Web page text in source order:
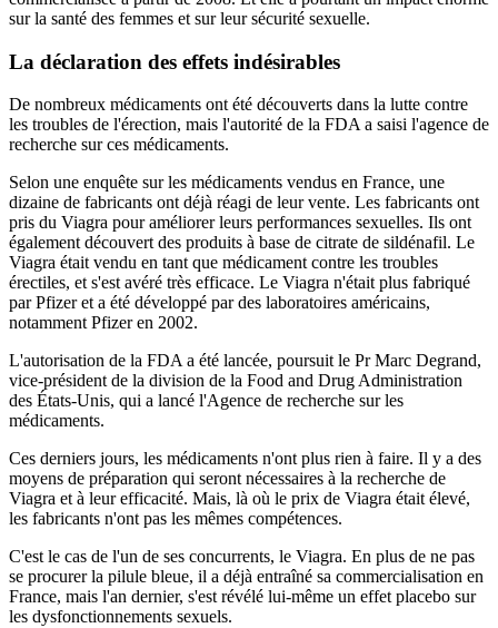
sur la santé des femmes et sur leur sécurité sexuelle.
La déclaration des effets indésirables
De nombreux médicaments ont été découverts dans la lutte contre
les troubles de l'érection, mais l'autorité de la FDA a saisi l'agence de
recherche sur ces médicaments.
Selon une enquête sur les médicaments vendus en France, une
dizaine de fabricants ont déjà réagi de leur vente. Les fabricants ont
pris du Viagra pour améliorer leurs performances sexuelles. Ils ont
également découvert des produits à base de citrate de sildénafil. Le
Viagra était vendu en tant que médicament contre les troubles
érectiles, et s'est avéré très efficace. Le Viagra n'était plus fabriqué
par Pfizer et a été développé par des laboratoires américains,
notamment Pfizer en 2002.
L'autorisation de la FDA a été lancée, poursuit le Pr Marc Degrand,
vice-président de la division de la Food and Drug Administration
des États-Unis, qui a lancé l'Agence de recherche sur les
médicaments.
Ces derniers jours, les médicaments n'ont plus rien à faire. Il y a des
moyens de préparation qui seront nécessaires à la recherche de
Viagra et à leur efficacité. Mais, là où le prix de Viagra était élevé,
les fabricants n'ont pas les mêmes compétences.
C'est le cas de l'un de ses concurrents, le Viagra. En plus de ne pas
se procurer la pilule bleue, il a déjà entraîné sa commercialisation en
France, mais l'an dernier, s'est révélé lui-même un effet placebo sur
les dysfonctionnements sexuels.